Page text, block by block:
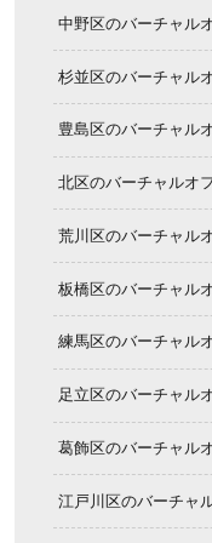
中野区のバーチャル
杉並区のバーチャル
豊島区のバーチャル
北区のバーチャルオ
荒川区のバーチャル
板橋区のバーチャル
練馬区のバーチャル
足立区のバーチャル
葛飾区のバーチャル
江戸川区のバーチャ